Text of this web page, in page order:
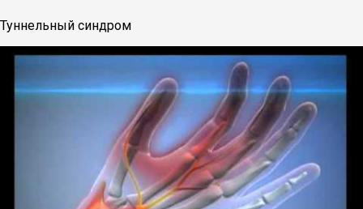
Туннельный синдром